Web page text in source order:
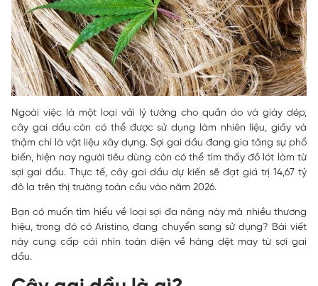
Ngoài việc là một loại vải lý tưởng cho quần áo và giày dép,
cây gai dầu còn có thể được sử dụng làm nhiên liệu, giấy và
thậm chí là vật liệu xây dựng. Sợi gai dầu đang gia tăng sự phổ
biến, hiện nay người tiêu dùng còn có thể tìm thấy đồ lót làm từ
sợi gai dầu. Thực tế, cây gai dầu dự kiến sẽ đạt giá trị 14,67 tỷ
đô la trên thị trường toàn cầu vào năm 2026.
Bạn có muốn tìm hiểu về loại sợi đa năng này mà nhiều thương
hiệu, trong đó có Aristino, đang chuyển sang sử dụng? Bài viết
này cung cấp cái nhìn toàn diện về hàng dệt may từ sợi gai
dầu.